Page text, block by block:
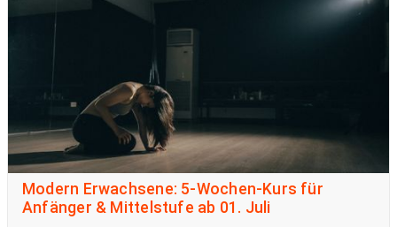
Modern Erwachsene: 5-Wochen-Kurs für
Anfänger & Mittelstufe ab 01. Juli